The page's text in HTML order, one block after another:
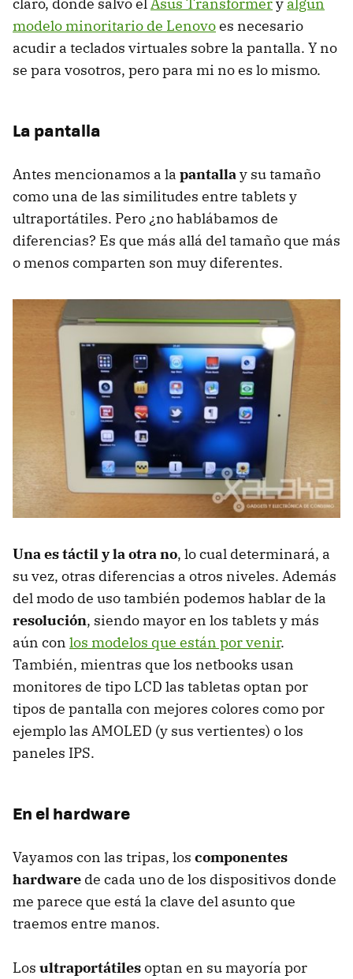
modelo minoritario de Lenovoes necesario
acudir a teclados virtuales sobre la pantalla. Y no
se para vosotros, pero para mi no es lo mismo.
La pantalla
Antes mencionamos a la pantallay su tamaño
como una de las similitudes entre tablets y
ultraportátiles. Pero ¿no hablábamos de
diferencias? Es que más allá del tamaño que más
o menos comparten son muy diferentes.
Una es táctil y la otra no, lo cual determinará, a
su vez, otras diferencias a otros niveles. Además
del modo de uso también podemos hablar de la
resolución, siendo mayor en los tablets y más
aún con los modelos que están por venir.
También, mientras que los netbooks usan
monitores de tipo LCD las tabletas optan por
tipos de pantalla con mejores colores como por
ejemplo las AMOLED (y sus vertientes) o los
paneles IPS.
En el hardware
Vayamos con las tripas, los componentes
hardware de cada uno de los dispositivos donde
me parece que está la clave del asunto que
traemos entre manos.
Los ultraportátilesoptan en su mayoría por